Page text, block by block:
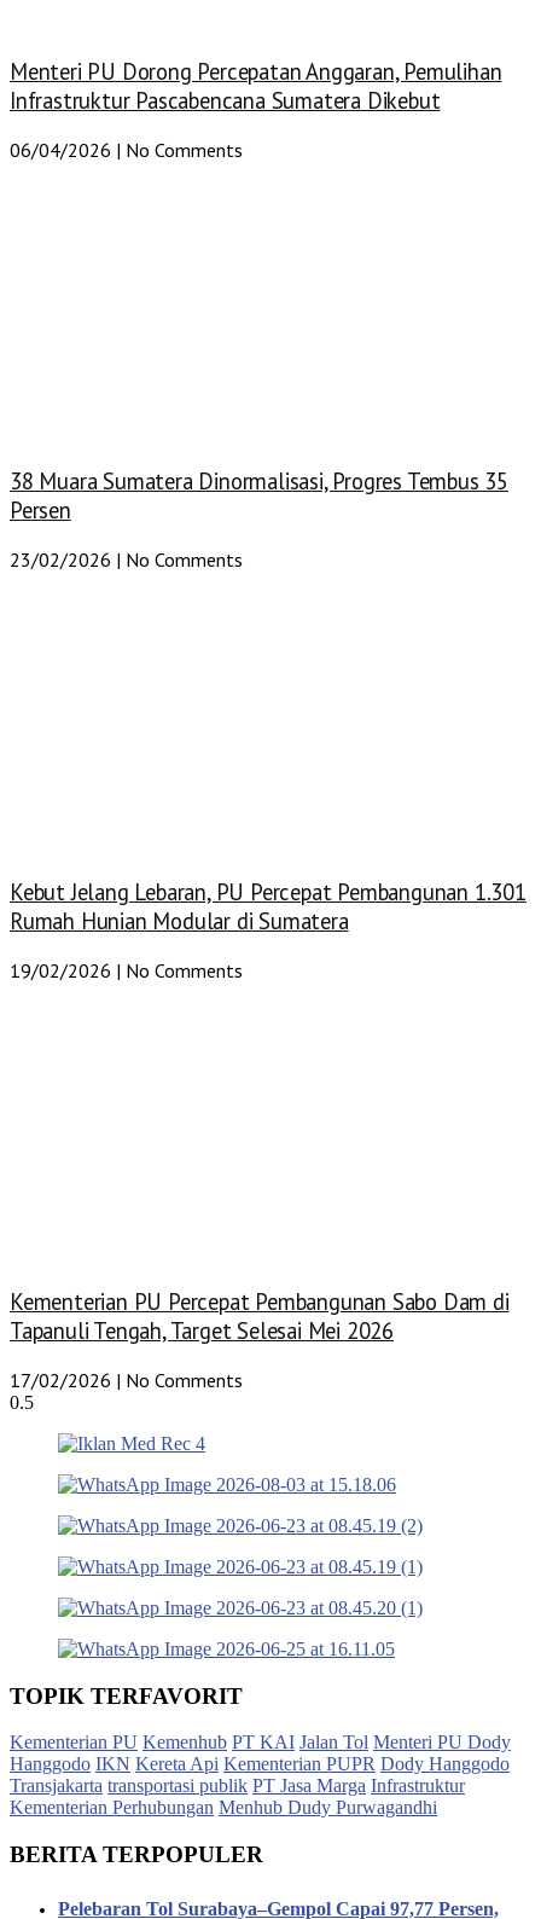
Menteri PU Dorong Percepatan Anggaran, Pemulihan
Infrastruktur Pascabencana Sumatera Dikebut
06/04/2026 No Comments
38 Muara Sumatera Dinormalisasi, Progres Tembus 35
Persen
23/02/2026 No Comments
Kebut Jelang Lebaran, PU Percepat Pembangunan 1.301
Rumah Hunian Modular di Sumatera
19/02/2026 No Comments
Kementerian PU Percepat Pembangunan Sabo Dam di
Tapanuli Tengah, Target Selesai Mei 2026
17/02/2026 No Comments
TOPIK TERFAVORIT
Kementerian PU Kemenhub PT KAI Jalan Tol Menteri PU Dody
Hanggodo IKN Kereta Api Kementerian PUPR Dody Hanggodo
Transjakarta transportasi publik PT Jasa Marga Infrastruktur
Kementerian Perhubungan Menhub Dudy Purwagandhi
BERITA TERPOPULER
Pelebaran Tol Surabaya–Gempol Capai 97,77 Persen,